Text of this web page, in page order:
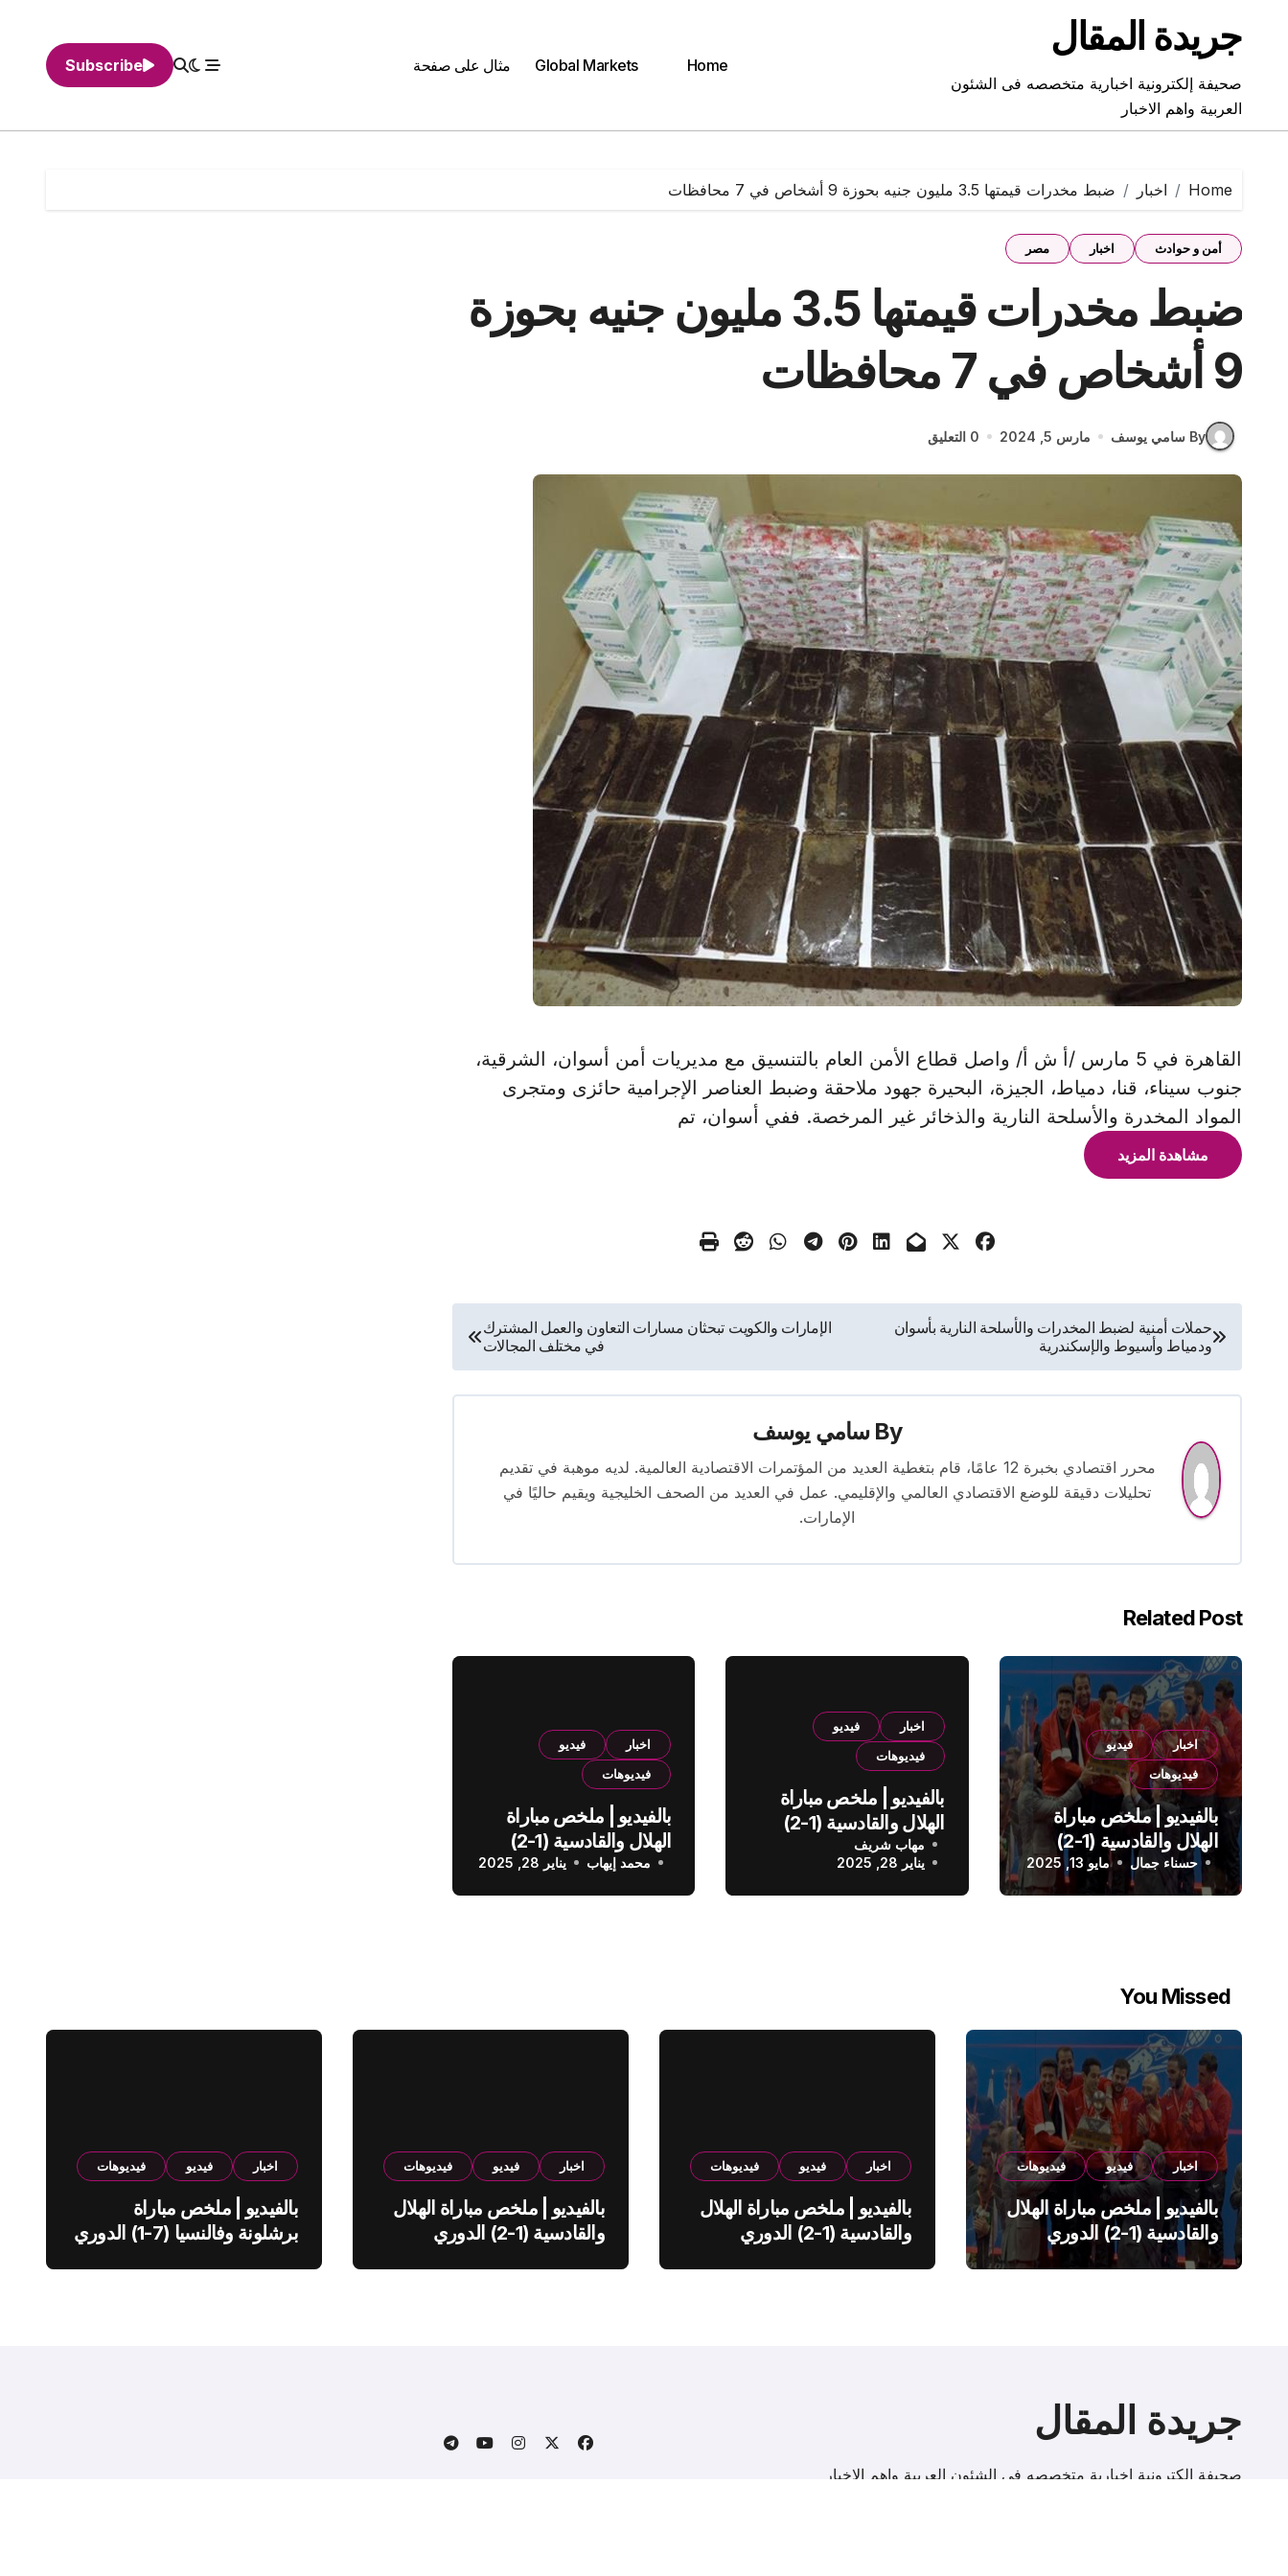
contentجريدة المقال
صحيفة إلكترونية اخبارية متخصصه فى الشئون
العربية واهم الاخبار
Home
Global Markets مثال على صفحة Subscribe
Home اخبار ضبط مخدرات قيمتها 3.5 مليون جنيه بحوزة 9 أشخاص في 7 محافظات
أمن و حوادث اخبار مصر
ضبط مخدرات قيمتها 3.5 مليون جنيه بحوزة
9 أشخاص في 7 محافظات
By سامي يوسف مارس 5, 2024 0 التعليق
القاهرة في 5 مارس /أ ش أ/ واصل قطاع الأمن العام بالتنسيق مع مديريات أمن أسوان، الشرقية،
جنوب سيناء، قنا، دمياط، الجيزة، البحيرة جهود ملاحقة وضبط العناصر الإجرامية حائزى ومتجرى
المواد المخدرة والأسلحة النارية والذخائر غير المرخصة. ففي أسوان، تم
مشاهدة المزيد
تصفّح
المقالات
حملات أمنية لضبط المخدرات والأسلحة النارية بأسوان
ودمياط وأسيوط والإسكندرية
الإمارات والكويت تبحثان مسارات التعاون والعمل المشترك
في مختلف المجالات
By سامي يوسف
محرر اقتصادي بخبرة 12 عامًا، قام بتغطية العديد من المؤتمرات الاقتصادية العالمية. لديه موهبة في تقديم
تحليلات دقيقة للوضع الاقتصادي العالمي والإقليمي. عمل في العديد من الصحف الخليجية ويقيم حاليًا في
الإمارات.
Related Post
اخبار
فيديو
فيديوهات
بالفيديو | ملخص مباراة
الهلال والقادسية (1-2)
الدوري السعودي
حسناء جمال مايو 13, 2025
اخبار
فيديو
فيديوهات
بالفيديو | ملخص مباراة
الهلال والقادسية (1-2)
الدوري السعودي
مهاب شريف
يناير 28, 2025
اخبار
فيديو
فيديوهات
بالفيديو | ملخص مباراة
الهلال والقادسية (1-2)
الدوري السعودي
محمد إيهاب يناير 28, 2025
You Missed
اخبار فيديو فيديوهات
بالفيديو | ملخص مباراة الهلال
والقادسية (1-2) الدوري
السعودي
اخبار فيديو فيديوهات
بالفيديو | ملخص مباراة الهلال
والقادسية (1-2) الدوري
اخبار فيديو فيديوهات
بالفيديو | ملخص مباراة الهلال
والقادسية (1-2) الدوري
اخبار فيديو فيديوهات
بالفيديو | ملخص مباراة
برشلونة وفالنسيا (7-1) الدوري
جريدة المقال
صحيفة إلكترونية اخبارية متخصصه فى الشئون العربية واهم الاخبار